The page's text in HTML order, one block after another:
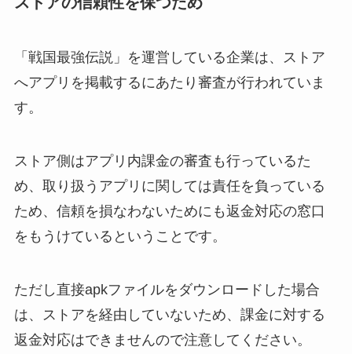
「戦国最強伝説」を運営している企業は、ストア
へアプリを掲載するにあたり審査が行われていま
す。
ストア側はアプリ内課金の審査も行っているた
め、取り扱うアプリに関しては責任を負っている
ため、信頼を損なわないためにも返金対応の窓口
をもうけているということです。
ただし直接apkファイルをダウンロードした場合
は、ストアを経由していないため、課金に対する
返金対応はできませんので注意してください。